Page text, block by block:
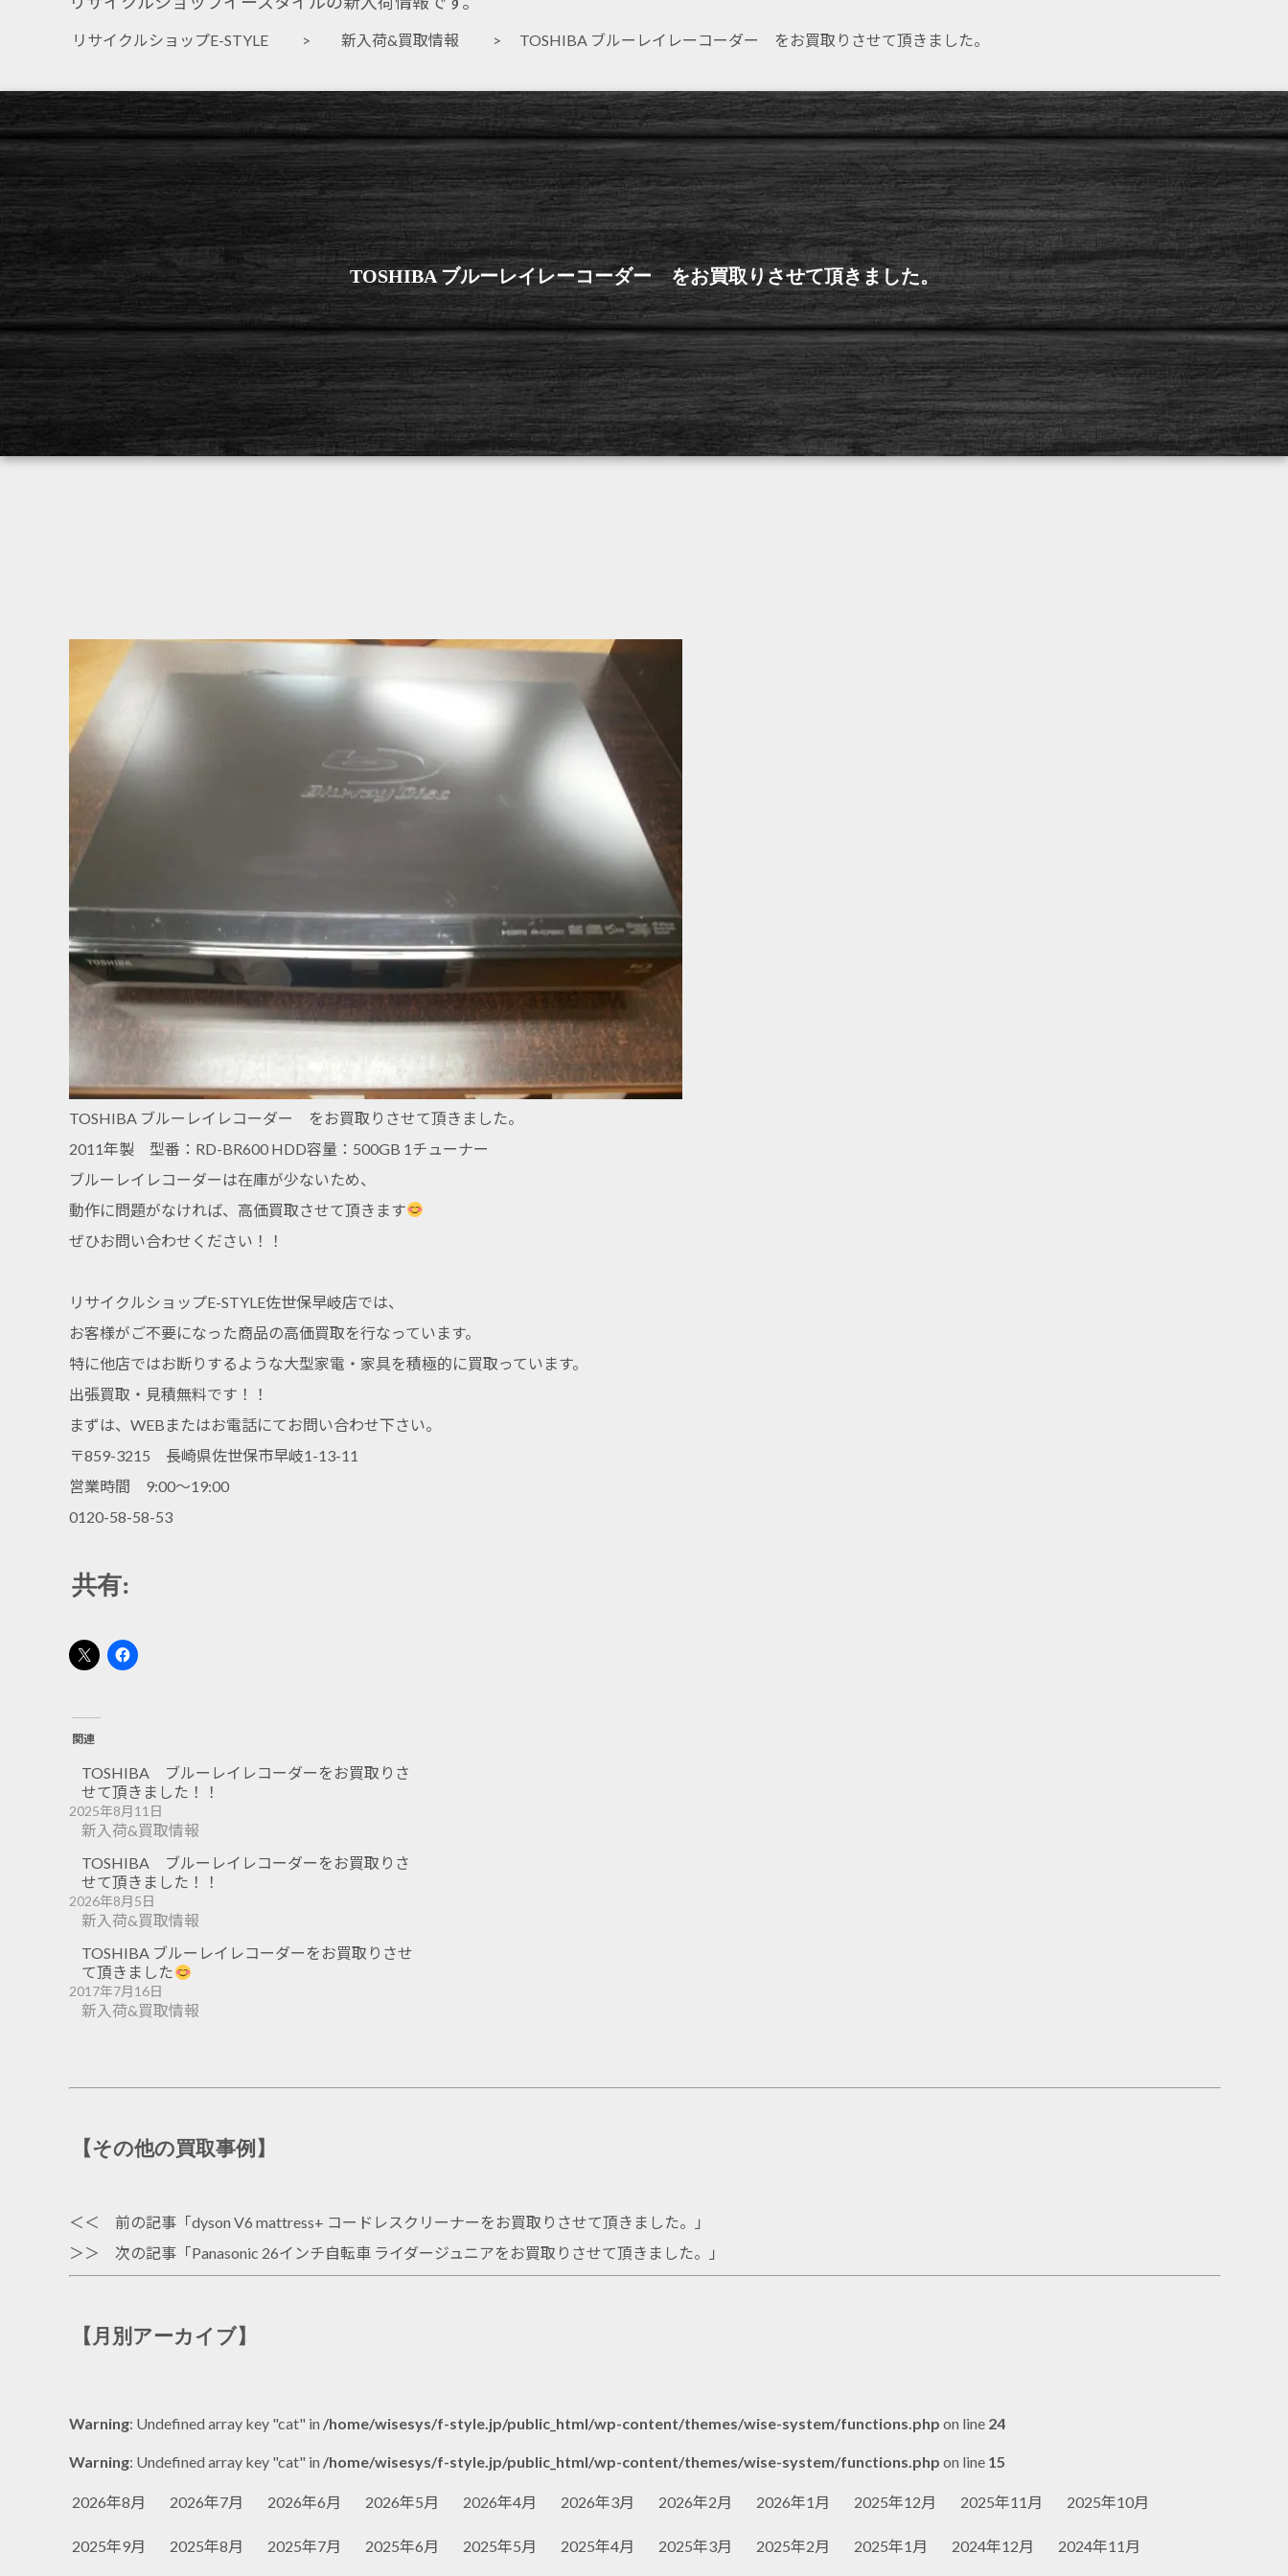
リサイクルショップE-STYLE > 新入荷&買取情報 > TOSHIBA ブルーレイレーコーダー をお買取りさせて頂きました。
TOSHIBA ブルーレイレーコーダー をお買取りさせて頂きました。
TOSHIBA ブルーレイレコーダー をお買取りさせて頂きました。
2011年製 型番：RD-BR600 HDD容量：500GB 1チューナー
ブルーレイレコーダーは在庫が少ないため、
動作に問題がなければ、高価買取させて頂きます
ぜひお問い合わせください！！
リサイクルショップE-STYLE佐世保早岐店では、
お客様がご不要になった商品の高価買取を行なっています。
特に他店ではお断りするような大型家電・家具を積極的に買取っています。
出張買取・見積無料です！！
まずは、WEBまたはお電話にてお問い合わせ下さい。
〒859-3215 長崎県佐世保市早岐1-13-11
営業時間 9:00～19:00
0120-58-58-53
共有:
関連
TOSHIBA ブルーレイレコーダーをお買取りさ
せて頂きました！！
2025年8月11日
新入荷&買取情報
TOSHIBA ブルーレイレコーダーをお買取りさ
せて頂きました！！
2026年8月5日
新入荷&買取情報
TOSHIBA ブルーレイレコーダーをお買取りさせ
て頂きました
2017年7月16日
新入荷&買取情報
【その他の買取事例】
＜＜ 前の記事「dyson V6 mattress+ コードレスクリーナーをお買取りさせて頂きました。
」
＞＞ 次の記事「Panasonic 26インチ自転車 ライダージュニアをお買取りさせて頂きました。 」
【月別アーカイブ】
Warning: Undefined array key "cat" in /home/wisesys/f-style.jp/public_html/wp-content/themes/wise-system/functions.php on line 24
Warning: Undefined array key "cat" in /home/wisesys/f-style.jp/public_html/wp-content/themes/wise-system/functions.php on line 15
2026年8月 2026年7月 2026年6月 2026年5月 2026年4月 2026年3月 2026年2月 2026年1月 2025年12月 2025年11月 2025年10月
2025年9月 2025年8月 2025年7月 2025年6月 2025年5月 2025年4月 2025年3月 2025年2月 2025年1月 2024年12月 2024年11月